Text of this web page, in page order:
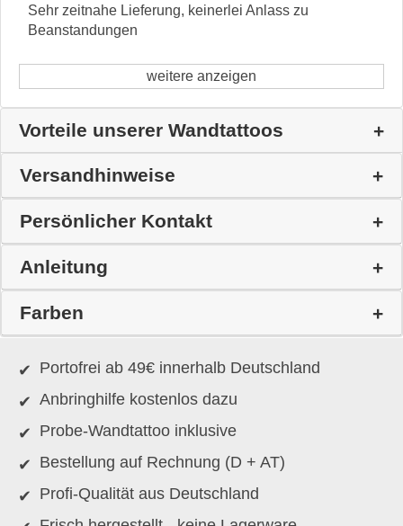
Sehr zeitnahe Lieferung, keinerlei Anlass zu
Beanstandungen
weitere anzeigen
Vorteile unserer Wandtattoos
Versandhinweise
Persönlicher Kontakt
Anleitung
Farben
Portofrei ab 49€ innerhalb Deutschland
Anbringhilfe kostenlos dazu
Probe-Wandtattoo inklusive
Bestellung auf Rechnung (D + AT)
Profi-Qualität aus Deutschland